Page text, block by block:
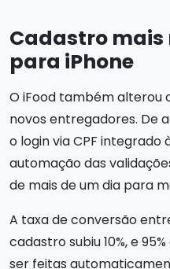
Cadastro mais
para iPhone
O iFood também alterou
novos entregadores. De
o login via CPF
automação das
de mais de um dia para
A taxa de conversão
cadastro subiu 10%, e
ser feitas